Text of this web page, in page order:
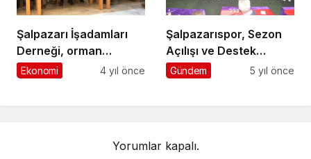
Şalpazarı İşadamları
Derneği, orman
emvalinin İlçede
Ekonomi 4 yıl önce
Şalpazarıspor, Sezon
Açılışı ve Destek
Gecesi’nde
Gündem 5 yıl önce
Yorumlar kapalı.